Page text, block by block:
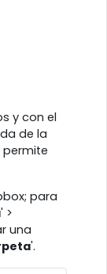
y con el
de la
permite
para
' >
una
'.